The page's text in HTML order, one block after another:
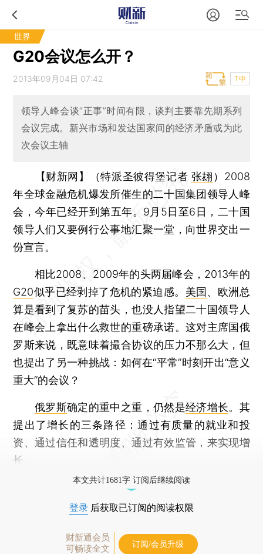
世界
G20会议怎么开？
2013年09月04日 07:42 T中
领导人峰会谈“正事”时间有限，谈判主要靠先期系列
会议完成。新兴市场和发达国家间的经济矛盾或为此
次会议主轴
【财新网】（特派圣彼得堡记者 张翃 ） 2008
年全球金融危机爆发所催生的二十国集团领导人峰
会，今年已经开到第五年。9月5日至6日，二十国
领导人们又要例行公事地汇聚一堂，向世界交出一
份宣言。
相比2008、2009年的头两届峰会，2013年的
G20似乎已经剥掉了危机的紧迫感。 美国 、欧洲总
算是看到了复苏的苗头，也没人指望二十国领导人
在峰会上拿出什么救世的重磅承诺。这对主席国俄
罗斯来说，既意味着撮合协议的压力不那么大，但
也提出了另一种挑战：如何在“平常”时刻开出“意义
重大”的会议？
俄罗斯确定的重中之重，仍然是经济增长。其
提出了增长的三条路径：通过有质量的就业和投
资、通过信任和透明度、通过有效监管，来实现增
长。
本文共计1681字 订阅后继续阅读
登录 后获取已订阅的阅读权限
财新通会员
可畅读全文
订阅/会员升级